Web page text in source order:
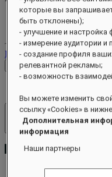
Ваш аккаунт
Ваши бронирования
Выйти
Проверить тарифы
Отели и курорты
Открыть меню
которые вы
быть отклонены);
- улучшение и настройка
- измерение аудитории и
- создание профиля
релевантной рекламы;
- возможность
Вы можете изменить
ссылку «Cookies» в
Дополнительная
информация
Наши партнеры